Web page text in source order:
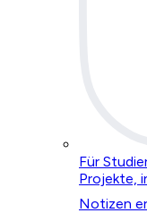
Für
Projekte,
Notizen